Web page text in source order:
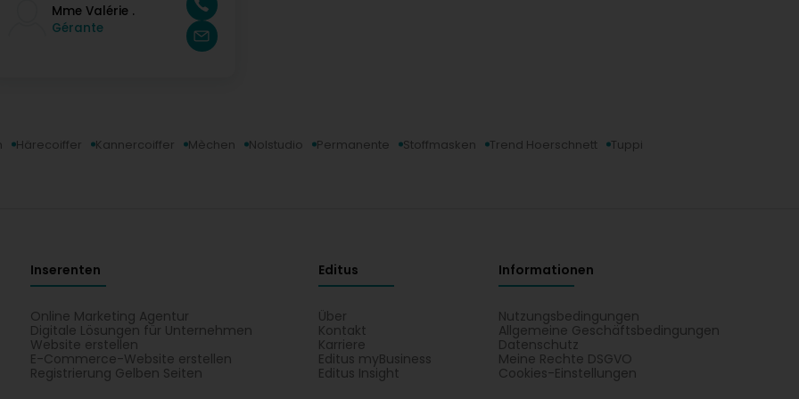
Mme Valérie .
Gérante
Härecoiffer Kannercoiffer Mèchen Nolstudio Permanente Stoffmasken Trend Hoerschnett Tuppi
Inserenten
Online Marketing Agentur
Digitale Lösungen für Unternehmen
Website erstellen
E-Commerce-Website erstellen
Registrierung Gelben Seiten
Editus
Über
Kontakt
Karriere
Editus myBusiness
Editus Insight
Informationen
Nutzungsbedingungen
Allgemeine Geschäftsbedingungen
Datenschutz
Meine Rechte DSGVO
Cookies-Einstellungen